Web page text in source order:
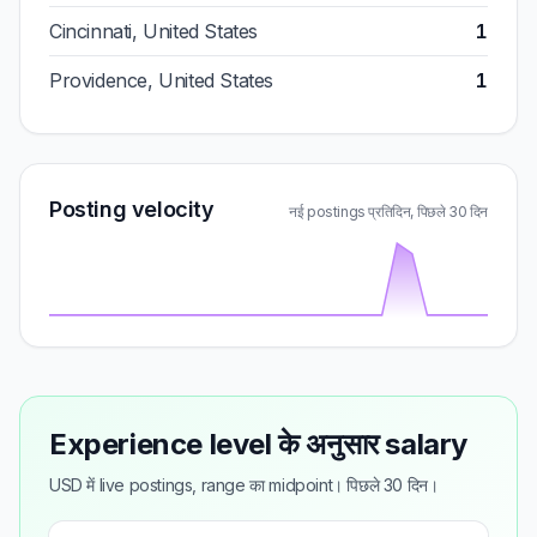
Cincinnati, United States 1
Providence, United States 1
Posting velocity नई postings प्रतिदिन, पिछले 30 दिन
Experience level के अनुसार salary
USD में live postings, range का midpoint। पिछले 30 दिन।